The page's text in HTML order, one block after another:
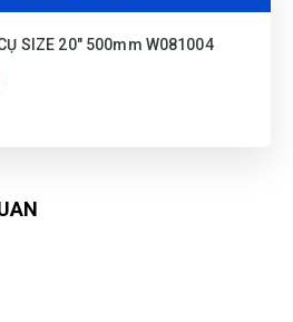
Thích vì không gian nơi đây nhé
SIZE 20" 500mm W081004